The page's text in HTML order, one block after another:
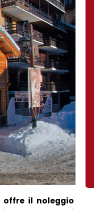
offre il noleggio